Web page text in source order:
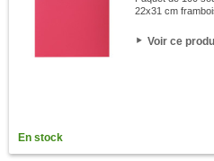
22x31 cm
Voir ce
En stock